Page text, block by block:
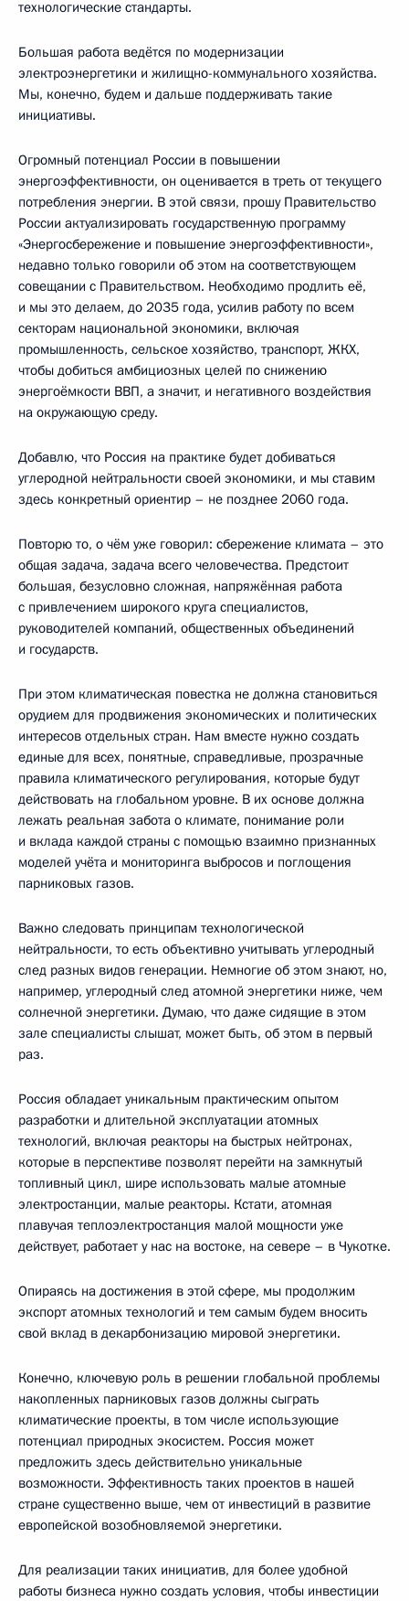
технологические стандарты.
Большая работа ведётся по модернизации
электроэнергетики и жилищно-коммунального хозяйства.
Мы, конечно, будем и дальше поддерживать такие
инициативы.
Огромный потенциал России в повышении
энергоэффективности, он оценивается в треть от текущего
потребления энергии. В этой связи, прошу Правительство
России актуализировать государственную программу
«Энергосбережение и повышение энергоэффективности»,
недавно только говорили об этом на соответствующем
совещании с Правительством. Необходимо продлить её,
и мы это делаем, до 2035 года, усилив работу по всем
секторам национальной экономики, включая
промышленность, сельское хозяйство, транспорт, ЖКХ,
чтобы добиться амбициозных целей по снижению
энергоёмкости ВВП, а значит, и негативного воздействия
на окружающую среду.
Добавлю, что Россия на практике будет добиваться
углеродной нейтральности своей экономики, и мы ставим
здесь конкретный ориентир – не позднее 2060 года.
Повторю то, о чём уже говорил: сбережение климата – это
общая задача, задача всего человечества. Предстоит
большая, безусловно сложная, напряжённая работа
с привлечением широкого круга специалистов,
руководителей компаний, общественных объединений
и государств.
При этом климатическая повестка не должна становиться
орудием для продвижения экономических и политических
интересов отдельных стран. Нам вместе нужно создать
единые для всех, понятные, справедливые, прозрачные
правила климатического регулирования, которые будут
действовать на глобальном уровне. В их основе должна
лежать реальная забота о климате, понимание роли
и вклада каждой страны с помощью взаимно признанных
моделей учёта и мониторинга выбросов и поглощения
парниковых газов.
Важно следовать принципам технологической
нейтральности, то есть объективно учитывать углеродный
след разных видов генерации. Немногие об этом знают, но,
например, углеродный след атомной энергетики ниже, чем
солнечной энергетики. Думаю, что даже сидящие в этом
зале специалисты слышат, может быть, об этом в первый
раз.
Россия обладает уникальным практическим опытом
разработки и длительной эксплуатации атомных
технологий, включая реакторы на быстрых нейтронах,
которые в перспективе позволят перейти на замкнутый
топливный цикл, шире использовать малые атомные
электростанции, малые реакторы. Кстати, атомная
плавучая теплоэлектростанция малой мощности уже
действует, работает у нас на востоке, на севере – в Чукотке.
Опираясь на достижения в этой сфере, мы продолжим
экспорт атомных технологий и тем самым будем вносить
свой вклад в декарбонизацию мировой энергетики.
Конечно, ключевую роль в решении глобальной проблемы
накопленных парниковых газов должны сыграть
климатические проекты, в том числе использующие
потенциал природных экосистем. Россия может
предложить здесь действительно уникальные
возможности. Эффективность таких проектов в нашей
стране существенно выше, чем от инвестиций в развитие
европейской возобновляемой энергетики.
Для реализации таких инициатив, для более удобной
работы бизнеса нужно создать условия, чтобы инвестиции